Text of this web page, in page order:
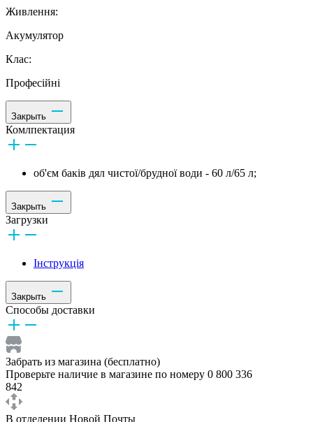
Живлення:
Акумулятор
Клас:
Професійні
Закрыть
Комлпектация
об'єм баків дял чистої/брудної води - 60 л/65 л;
Закрыть
Загрузки
Інструкція
Закрыть
Способы доставки
Забрать из магазина (бесплатно)
Проверьте наличие в магазине по номеру 0 800 336
842
В отделении Новой Почты